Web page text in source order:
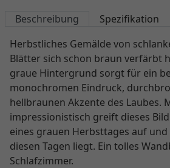
Beschreibung
Spezifikation
Herbstliches Gemälde von
Blätter sich schon braun verfärbt
graue Hintergrund sorgt für ein
monochromen Eindruck,
hellbraunen Akzente des Laubes.
impressionistisch greift dieses
eines grauen Herbsttages auf und
diesen Tagen liegt. Ein tolles
Schlafzimmer.